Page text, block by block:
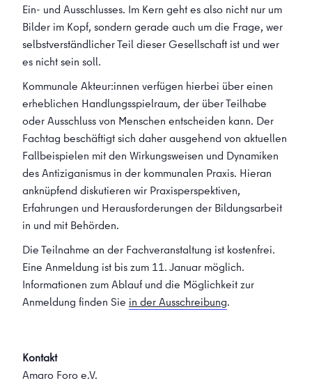
Ein- und Ausschlusses. Im Kern geht es also nicht nur um
Bilder im Kopf, sondern gerade auch um die Frage, wer
selbstverständlicher Teil dieser Gesellschaft ist und wer
es nicht sein soll.
Kommunale Akteur:innen verfügen hierbei über einen
erheblichen Handlungsspielraum, der über Teilhabe
oder Ausschluss von Menschen entscheiden kann. Der
Fachtag beschäftigt sich daher ausgehend von aktuellen
Fallbeispielen mit den Wirkungsweisen und Dynamiken
des Antiziganismus in der kommunalen Praxis. Hieran
anknüpfend diskutieren wir Praxisperspektiven,
Erfahrungen und Herausforderungen der Bildungsarbeit
in und mit Behörden.
Die Teilnahme an der Fachveranstaltung ist kostenfrei.
Eine Anmeldung ist bis zum 11. Januar möglich.
Informationen zum Ablauf und die Möglichkeit zur
Anmeldung finden Sie in der Ausschreibung.
Kontakt
Amaro Foro e.V.